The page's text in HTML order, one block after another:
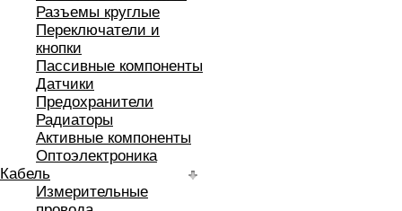
Разъемы круглые
Переключатели и
кнопки
Пассивные компоненты
Датчики
Предохранители
Радиаторы
Активные компоненты
Оптоэлектроника
Кабель
Измерительные